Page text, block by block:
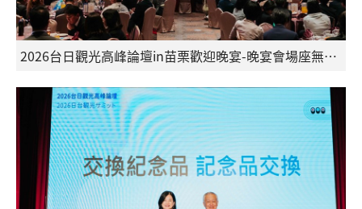
2026台日觀光高峰論壇in苗栗歡迎晚宴-晚宴會場座無虛席